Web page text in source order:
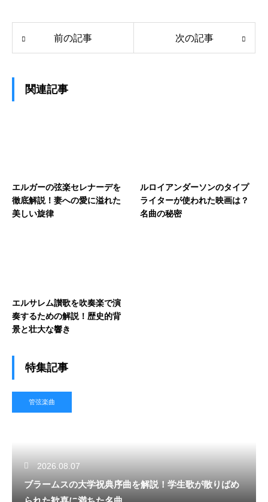
前の記事 次の記事
関連記事
エルガーの弦楽セレナーデを
徹底解説！妻への愛に溢れた
美しい旋律
ルロイアンダーソンのタイプ
ライターが使われた映画は？
名曲の秘密
エルサレム讃歌を吹奏楽で演
奏するための解説！歴史的背
景と壮大な響き
特集記事
管弦楽曲
2026.08.07
ブラームスの大学祝典序曲を解説！学生歌が散りばめ